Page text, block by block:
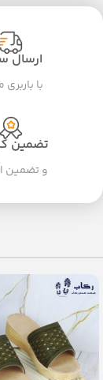
ارسال
با باربری
تضمین
و تضمین